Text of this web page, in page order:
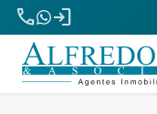
phone
login